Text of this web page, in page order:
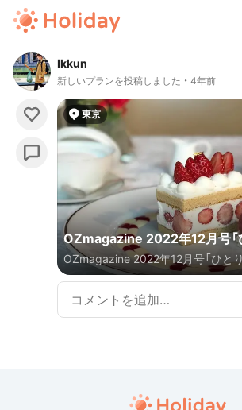
Ikkun
新しいプランを投稿しました 4年前
東京
OZmagazine 2022年12月号「
内」の掲載店舗vol.1
OZmagazine 2022年12月号「ひとり
載されたスポットまとめ